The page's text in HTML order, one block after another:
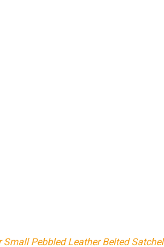
Pebbled Leather Belted Satchel